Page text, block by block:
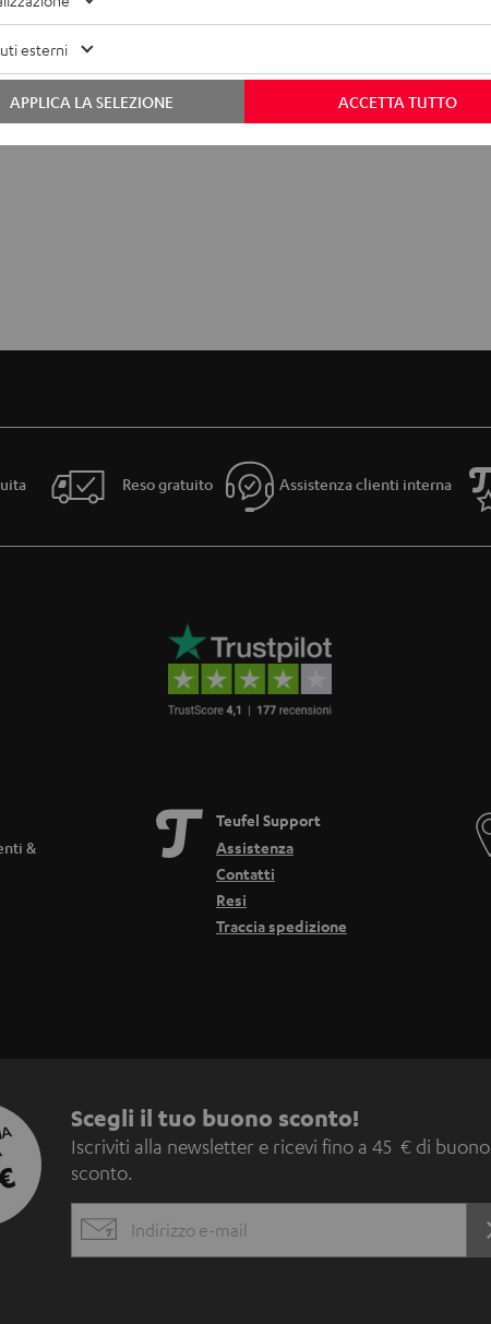
Reso gratuito Assistenza clienti interna
&
Teufel Support
Assistenza
Contatti
Resi
Traccia spedizione
I
s
c
r
Scegli il tuo buono sconto!
Iscriviti alla newsletter e ricevi fino a 45 € di buono
sconto.
EMAIL
esterni
ACCETTA TUTTO
APPLICA LA SELEZIONE